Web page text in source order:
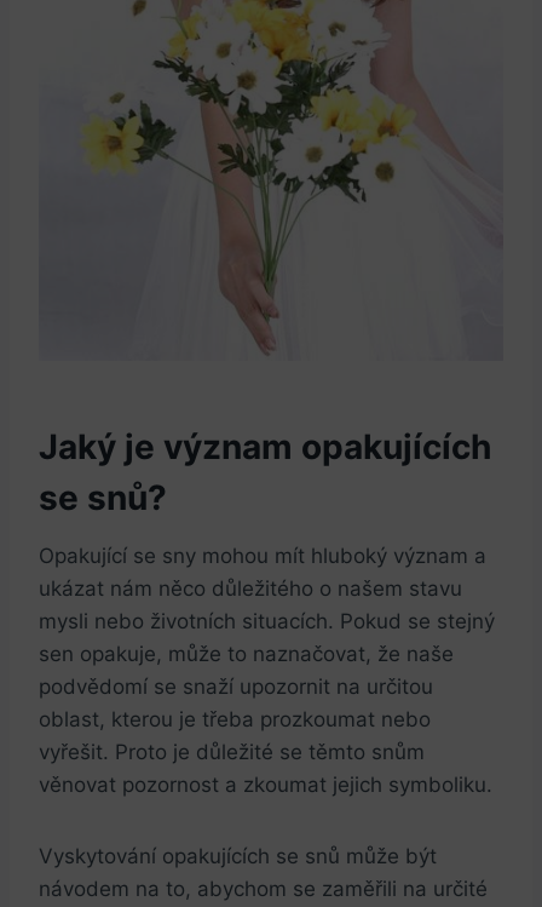
Jaký je význam opakujících
se snů?
Opakující se sny mohou mít hluboký význam a
ukázat nám něco důležitého o našem stavu
mysli nebo životních situacích. Pokud se stejný
sen opakuje, může to naznačovat, že naše
podvědomí se snaží upozornit na určitou
oblast, kterou je třeba prozkoumat nebo
vyřešit. Proto je důležité se těmto snům
věnovat pozornost a zkoumat jejich symboliku.
Vyskytování opakujících se snů může být
návodem na to, abychom se zaměřili na určité